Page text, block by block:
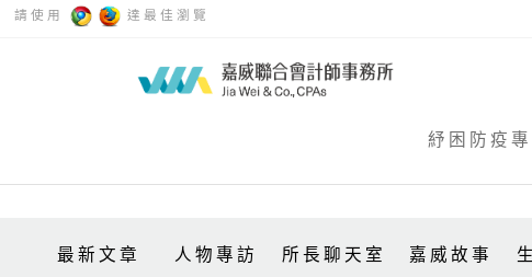
請使用 達最佳瀏覽
紓困防疫專
最新文章 人物專訪 所長聊天室 嘉威故事